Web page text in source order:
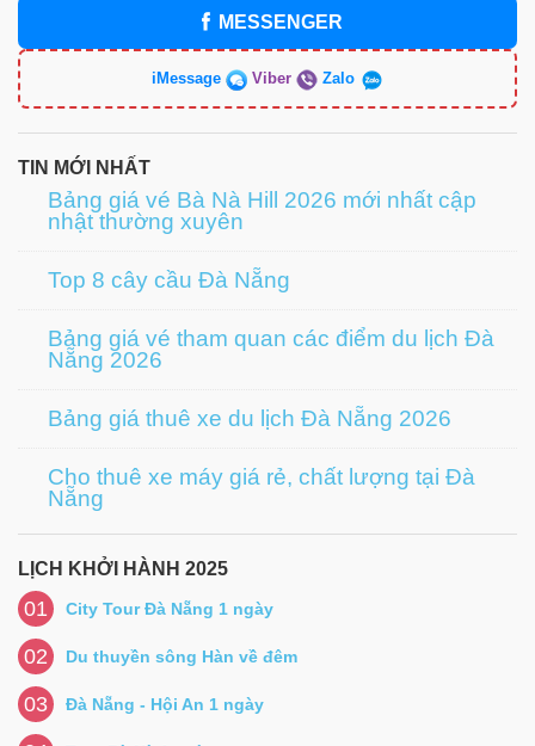
MESSENGER
iMessage Viber Zalo
TIN MỚI NHẤT
Bảng giá vé Bà Nà Hill 2026 mới nhất cập
nhật thường xuyên
Top 8 cây cầu Đà Nẵng
Bảng giá vé tham quan các điểm du lịch Đà
Nẵng 2026
Bảng giá thuê xe du lịch Đà Nẵng 2026
Cho thuê xe máy giá rẻ, chất lượng tại Đà
Nẵng
LỊCH KHỞI HÀNH 2025
01 City Tour Đà Nẵng 1 ngày
02 Du thuyền sông Hàn về đêm
03 Đà Nẵng - Hội An 1 ngày